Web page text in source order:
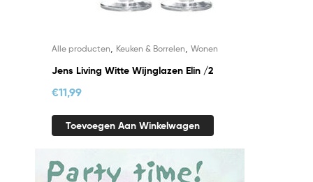
Alle producten Keuken & Borrelen Wonen
Jens Living Witte Wijnglazen Elin /2
€11,99
Toevoegen Aan Winkelwagen